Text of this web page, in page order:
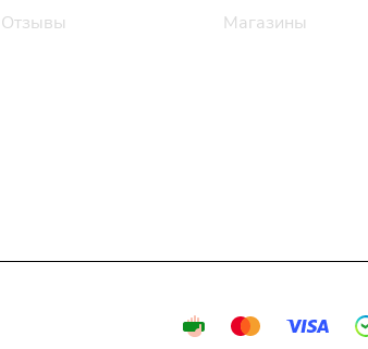
Отзывы
Магазины